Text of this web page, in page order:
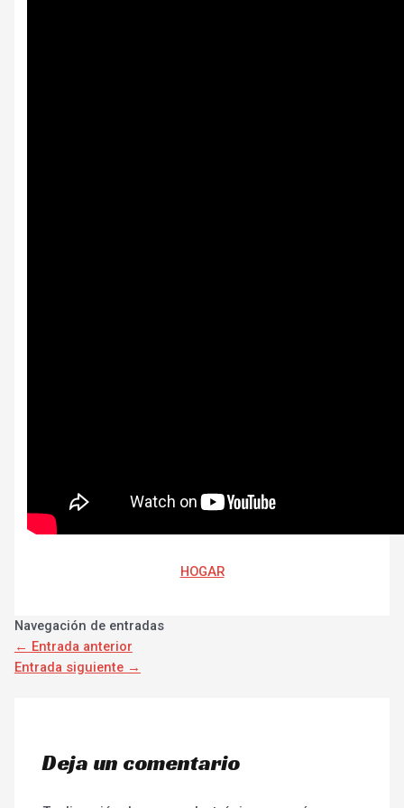
HOGAR
Navegación de entradas
← Entrada anterior
Entrada siguiente →
Deja un comentario